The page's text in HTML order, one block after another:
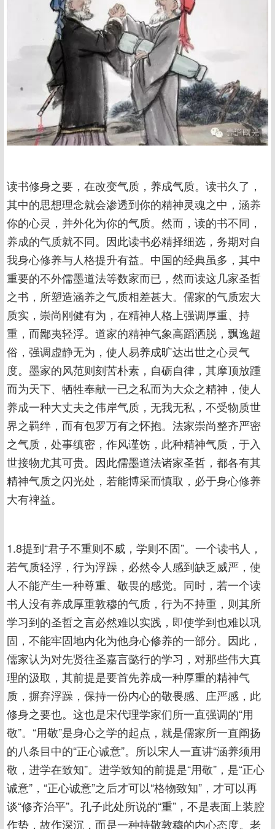
读书修身之要，在改变气质，养成气质。读书久了，
其中的思想理念就会渗透到你的精神灵魂之中，涵养
你的心灵，并外化为你的气质。然而，读的书不同，
养成的气质就不同。因此读书必精择细选，务期对自
我身心修养与人格提升有益。中国的经典虽多，其中
重要的不外儒墨道法等数家而已，然而读这几家圣哲
之书，所塑造涵养之气质相差甚大。儒家的气质宏大
质实，崇尚刚健有为，在精神人格上强调厚重、持
重，而鄙夷轻浮。道家的精神气象高蹈洒脱，飘逸超
俗，强调虚静无为，使人易养成旷达出世之心灵气
度。墨家的风范则刻苦朴素，自砺自律，其摩顶放踵
而为天下、牺牲奉献一已之私而为大众之精神，使人
养成一种大丈夫之伟岸气质，无我无私，不受物质世
界之羁绊，而有包罗万有之怀抱。法家崇尚整齐严密
之气质，处事缜密，作风谨饬，此种精神气质，于入
世接物尤其可贵。因此儒墨道法诸家圣哲，都各有其
精神气质之闪光处，若能博采而慎取，必于身心修养
大有禆益。
1.8提到“君子不重则不威，学则不固”。一个读书人，
若气质轻浮，行为浮躁，必然令人感到缺乏威严，使
人不能产生一种尊重、敬畏的感觉。同时，若一个读
书人没有养成厚重敦穆的气质，行为不持重，则其所
学习到的圣哲之言必然难以实践，即使学到也难以巩
固，不能牢固地内化为他身心修养的一部分。因此，
儒家认为对先贤往圣嘉言懿行的学习，对那些伟大真
理的汲取，其前提是要首先养成一种厚重的精神气
质，摒弃浮躁，保持一份内心的敬畏感、庄严感，此
修身之要也。这也是宋代理学家们所一直强调的“用
敬”。“用敬”是身心之学的起点，就是儒家所一直阐扬
的八条目中的“正心诚意”。所以宋人一直讲“涵养须用
敬，进学在致知”。进学致知的前提是“用敬”，是“正心
诚意”，“正心诚意”之后才可以“格物致知”，才可以再
谈“修齐治平”。孔子此处所说的“重”，不是表面上装腔
作势，故作深沉，而是一种持敬敦穆的内心态度。老